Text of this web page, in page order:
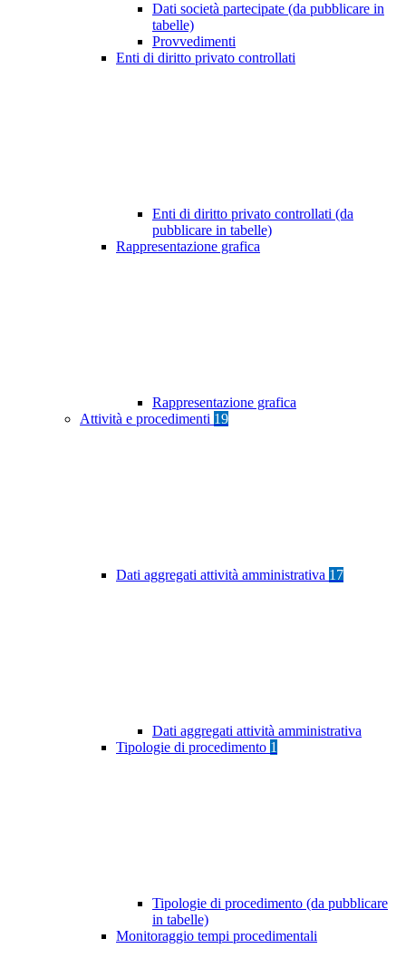
Dati società partecipate (da pubblicare in
tabelle)
Provvedimenti
Enti di diritto privato controllati
Enti di diritto privato controllati (da
pubblicare in tabelle)
Rappresentazione grafica
Rappresentazione grafica
Attività e procedimenti 19
Dati aggregati attività amministrativa 17
Dati aggregati attività amministrativa
Tipologie di procedimento 1
Tipologie di procedimento (da pubblicare
in tabelle)
Monitoraggio tempi procedimentali